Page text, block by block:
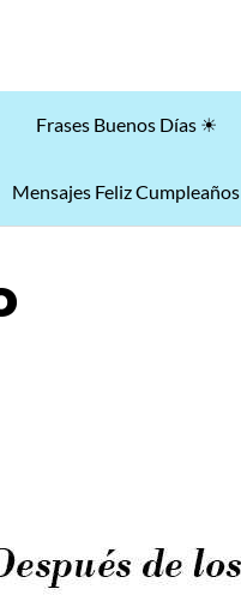
Frases Buenos Días ☀
Mensajes Feliz Cumpleaños